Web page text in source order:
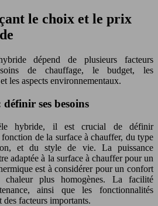
le choix et le prix
dépend de plusieurs facteurs
de chauffage, le budget, les
les aspects environnementaux.
ses besoins
hybride, il est crucial de définir
fonction de la surface à chauffer, du type
et du style de vie. La puissance
adaptée à la surface à chauffer pour un
est à considérer pour un confort
plus homogènes. La facilité
ainsi que les fonctionnalités
facteurs importants.